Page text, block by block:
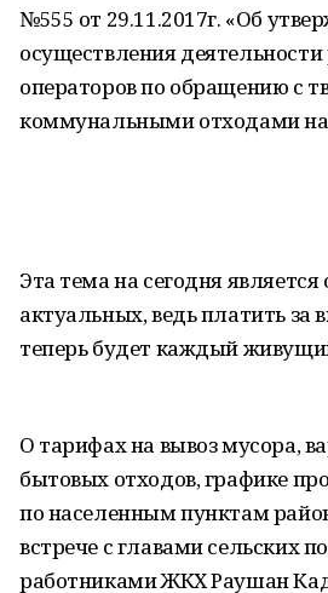
№555 от 29.11.2017г. «Об
осуществления
операторов по обращению с
коммунальными отходами на
Эта тема на сегодня является
актуальных, ведь платить за
теперь будет каждый
О тарифах на вывоз мусора,
бытовых отходов, графике
по населенным пунктам
встрече с главами сельских
работниками ЖКХ Раушан